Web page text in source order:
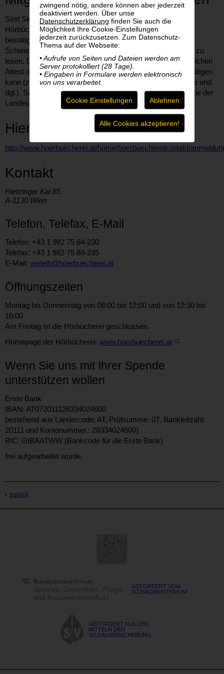
zwingend nötig, andere können aber jederzeit
deaktiviert werden. Über unse
Datenschutzerklärung finden Sie auch die
Möglichkeit Ihre Cookie-Einstellungen
jederzeit zurückzusetzen. Zum Datenschutz-
Thema auf der Webseite:
• Aufrufe von Seiten und Dateien werden am
Server protokolliert (28 Tage).
• Eingaben in Formulare werden elektronisch
von uns verarbeitet.
Cookie Einstellungen Ablehnen
Alle Cookies akzeptieren!
Sind Sie schon Mitglied der Hörbücherei? Um bei der
Hörbücherei Bücher entlehnen zu können, müssen Sie
bestätigen, dass Sie aus gesundheitlichen Gründen
Schwierigkeiten haben, ein herkömmlich gedrucktes Buch zu
lesen. Diese Bestätigung besteht aus einem aktuellen ärztlichen
Attest oder erfolgt durch eine befugte Person die dies bestätigen
kann (z. B. Heimleitung, Hausarzt, Physiologe, Psychologe und
dgl.). Sollten Sie Mitglied des BSVÖ sein, genügt die Angabe der
Landesorganisation.
Hier geht es zur Anmeldung
http://www.hoerbuecherei.at/home/hoerbuechereikontakt/
Kontakt
Hietzinger Kai 85
A-1130 Wien
Telefon, Telefax, E-Mail
Telefon: +43 1 982 75 84-230
Telefax: +43 1 982 75 84-235
E-Mail: verleih@hoerbuecherei.at
Öffnungszeiten
Montag bis Donnerstag von 08:00 bis 12:00 und von 12:30 bis
16:00
Am Freitag ist die Hörbücherei geschlossen.
Homepage der Hörbücherei: www.hoerbuecherei.at
Wenn Sie uns mit Ihrer Spende
unterstützen wollen
Erste Bank
IBAN: AT072011128334024600
bestehend aus Ländercode: AT, Prüfsumme: 07, Bankleitzahl:
20111 und Kontonummer.: 28334024600)
BIC: GIBAATWW (Bankcode für die Erste Bank)
frei aufgearbeitet wurde.
zurück
GEFÖRDERT VOM
SOZIALMINISTERIUM
GEFÖRDERT AUS DEN
MITTELN DER
SOZIALVERSICHERUNG